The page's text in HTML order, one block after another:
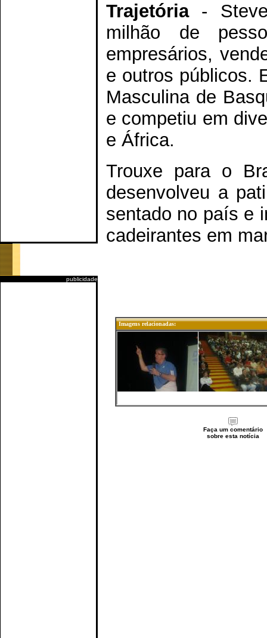
publicidade
Trajetória-
milhão de
empresários,
e outros públicos.
Masculina de
e competiu em
e África.
Trouxe para o
desenvolveu a
sentado no país e
cadeirantes em
Imagens relacionadas:
Faça um comentário
sobre esta notícia